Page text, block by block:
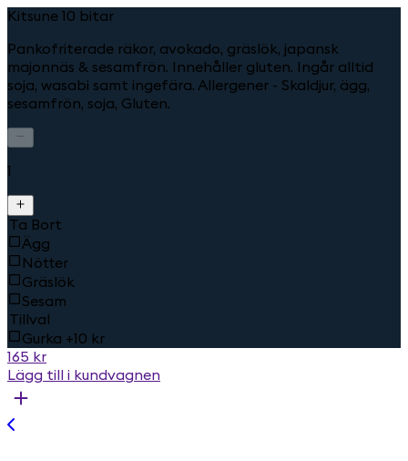
Kitsune 10 bitar
Pankofriterade räkor, avokado, gräslök, japansk
majonnäs & sesamfrön. Innehåller gluten. Ingår alltid
soja, wasabi samt ingefära. Allergener - Skaldjur, ägg,
sesamfrön, soja, Gluten.
1
Ta Bort
Ägg
Nötter
Gräslök
Sesam
Tillval
Gurka +10 kr
165 kr
Lägg till i kundvagnen